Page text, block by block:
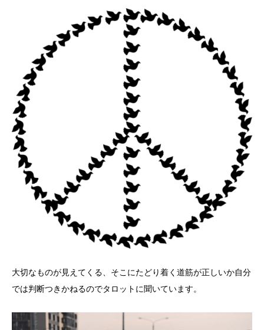
大切なものが見えてくる、そこにたどり着く道筋が正しいか自分
では判断つきかねるのでタロットに聞いています。